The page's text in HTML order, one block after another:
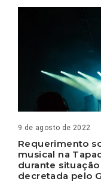
9 de agosto de 2022
Requerimento
musical na
durante
decretada pelo